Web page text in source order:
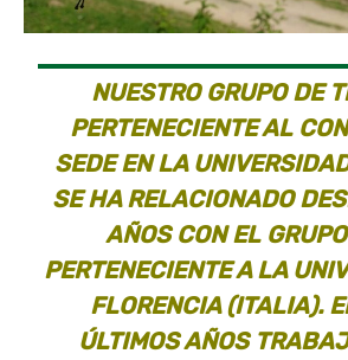
NUESTRO GRUPO DE
PERTENECIENTE AL
SEDE EN LA
SE HA RELACIONADO
AÑOS CON EL
PERTENECIENTE A LA
FLORENCIA (ITALIA).
ÚLTIMOS AÑOS